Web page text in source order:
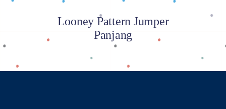
Looney Pattern Jumper
Panjang